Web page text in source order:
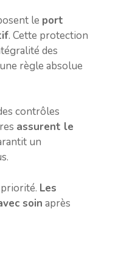
le port
. Cette protection
des
règle absolue
contrôles
assurent le
un
Les
soin après